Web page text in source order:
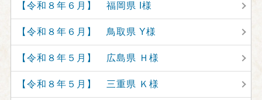
【令和８年６月】 福岡県 I様
【令和８年６月】 鳥取県 Y様
【令和８年５月】 広島県 Ｈ様
【令和８年５月】 三重県 Ｋ様